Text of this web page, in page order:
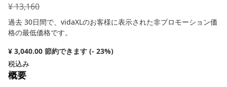
¥13,160
過去 30日間で、vidaXLのお客様に表示された非プロモーション価
格の最低価格です。
¥ 3,040.00 節約できます (- 23%)
税込み
概要